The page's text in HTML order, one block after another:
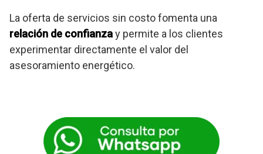
La oferta de servicios sin costo fomenta una
relación de confianzay permite a los clientes
experimentar directamente el valor del
asesoramiento energético.